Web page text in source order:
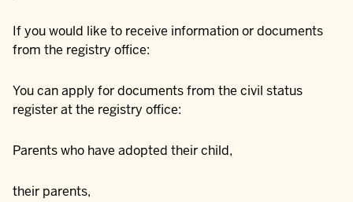
If you would like to receive information or documents
from the registry office:
You can apply for documents from the civil status
register at the registry office:
Parents who have adopted their child,
their parents,